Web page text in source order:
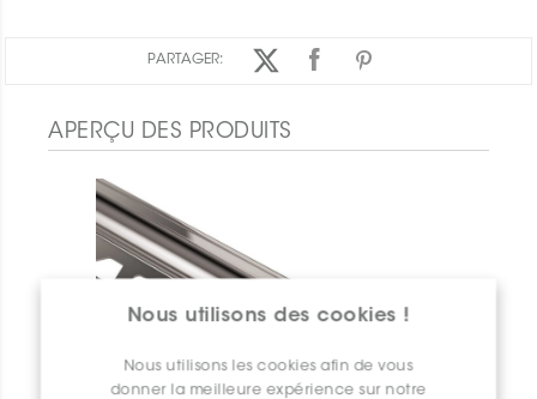
Nous utilisons des cookies !
Nous utilisons les cookies afin de vous
donner la meilleure expérience sur notre
PARTAGER:
APERÇU DES PRODUITS